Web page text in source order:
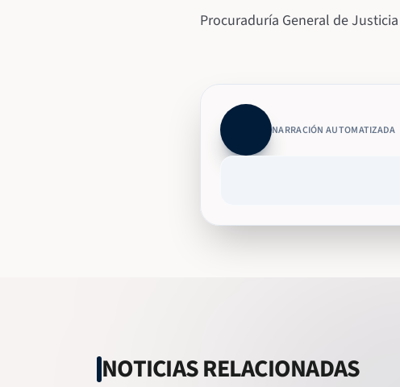
Procuraduría General de
NARRACIÓN AUTOMATIZADA
NOTICIAS RELACIONADAS